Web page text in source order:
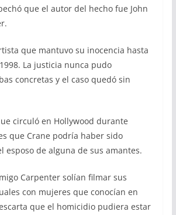
que el autor del hecho fue John
que mantuvo su inocencia hasta
La justicia nunca pudo
concretas y el caso quedó sin
circuló en Hollywood durante
que Crane podría haber sido
esposo de alguna de sus amantes.
Carpenter solían filmar sus
con mujeres que conocían en
que el homicidio pudiera estar